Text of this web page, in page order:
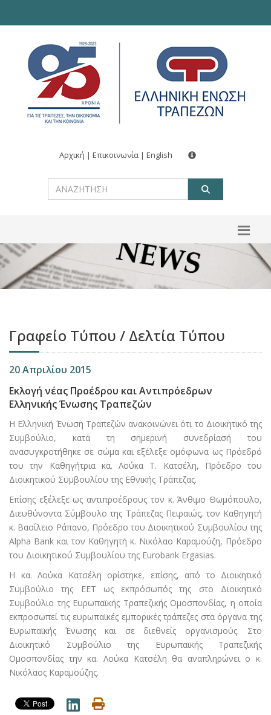
Αρχική | Επικοινωνία | English
Γραφείο Τύπου / Δελτία Τύπου
20 Απριλίου 2015
Εκλογή νέας Προέδρου και Αντιπρόεδρων
Ελληνικής Ένωσης Τραπεζών
Η Ελληνική Ένωση Τραπεζών ανακοινώνει ότι το Διοικητικό της
Συμβούλιο, κατά τη σημερινή συνεδρίασή του
ανασυγκροτήθηκε σε σώμα και εξέλεξε ομόφωνα ως Πρόεδρό
του την Καθηγήτρια κα. Λούκα Τ. Κατσέλη, Πρόεδρο του
Διοικητικού Συμβουλίου της Εθνικής Τράπεζας.
Επίσης εξέλεξε ως αντιπροέδρους τον κ. Άνθιμο Θωμόπουλο,
Διευθύνοντα Σύμβουλο της Τράπεζας Πειραιώς, τον Καθηγητή
κ. Βασίλειο Ράπανο, Πρόεδρο του Διοικητικού Συμβουλίου της
Alpha Bank και τον Καθηγητή κ. Νικόλαο Καραμούζη, Πρόεδρο
του Διοικητικού Συμβουλίου της Eurobank Ergasias.
Η κα. Λούκα Κατσέλη ορίστηκε, επίσης, από το Διοικητικό
Συμβούλιο της ΕΕΤ ως εκπρόσωπός της στο Διοικητικό
Συμβούλιο της Ευρωπαϊκής Τραπεζικής Ομοσπονδίας, η οποία
εκπροσωπεί τις ευρωπαϊκές εμπορικές τράπεζες στα όργανα της
Ευρωπαϊκής Ένωσης και σε διεθνείς οργανισμούς. Στο
Διοικητικό Συμβούλιο της Ευρωπαϊκής Τραπεζικής
Ομοσπονδίας την κα. Λούκα Κατσέλη θα αναπληρώνει ο κ.
Νικόλαος Καραμούζης.